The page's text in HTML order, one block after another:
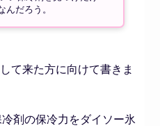
んだろう。
て来た方に向けて書きま
剤の保冷力をダイソー氷